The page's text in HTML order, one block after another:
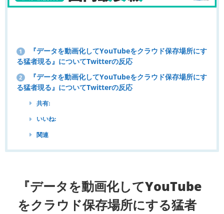
1
『データを動画化してYouTubeをクラウド保存場所にす
る猛者現る』についてTwitterの反応
2
『データを動画化してYouTubeをクラウド保存場所にす
る猛者現る』についてTwitterの反応
共有:
いいね:
関連
『データを動画化してYouTube
をクラウド保存場所にする猛者